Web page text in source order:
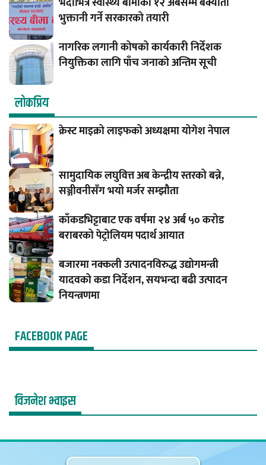
भुक्तानी गर्ने सरकारको तयारी
नागरिक लगानी कोषको कार्यकारी निर्देशक
नियुक्तिका लागि पाँच जनाको अन्तिम सूची
लाेकप्रिय
क्रेस्ट माइक्रो लाइफको अध्यक्षमा योगेश नेपाल
सामुदायिक लघुवित्त अब केन्द्रीय स्तरको बन्ने,
सञ्जीवनीसँग भयो मर्जर सम्झौता
काँकडभिट्टाबाट एक वर्षमा २४ अर्ब ५० करोड
बराबरको पेट्रोलियम पदार्थ आयात
बजारमा नक्कली उत्पादनविरुद्ध उद्योगमन्त्री
यादवको कडा निर्देशन, सयभन्दा बढी उत्पादन
नियन्त्रणमा
FACEBOOK PAGE
विजनेश भ्वाइस